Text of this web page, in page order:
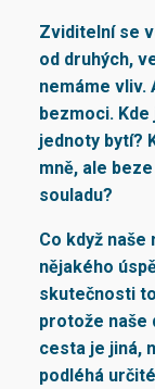
Zviditelní se
od druhých,
nemáme vliv.
bezmoci.
jednoty bytí?
mně, ale
souladu?
Co když naše
nějakého
skutečnosti
protože naše
cesta je jiná,
podléhá